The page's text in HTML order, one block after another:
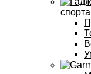
спорта